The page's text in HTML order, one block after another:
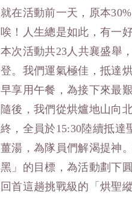
就在活動前一天，原本
唉！人生總是如此，有一
本次活動共23人共襄盛舉
登。我們運氣極佳，抵達
早享用午餐，為接下來最
隨後，我們從烘爐地山向
終，全員於15:30陸續抵
薑湯，為隊員們解渴提神
黑」的目標，為活動劃下
回首這趟挑戰級的「烘聖